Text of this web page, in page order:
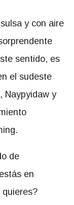
y con aire
sentido, es
el sudeste
Naypyidaw y
de
en
quieres?